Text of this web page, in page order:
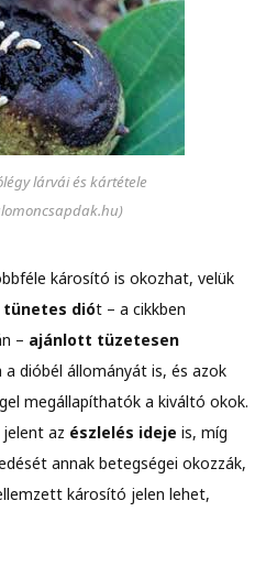
lárvái és kártétele
károsító is okozhat, velük
tünetes diót – a cikkben
– ajánlott tüzetesen
a dióbél állományát is, és azok
megállapíthatók a kiváltó okok.
az észlelés ideje is, míg
annak betegségei okozzák,
károsító jelen lehet,